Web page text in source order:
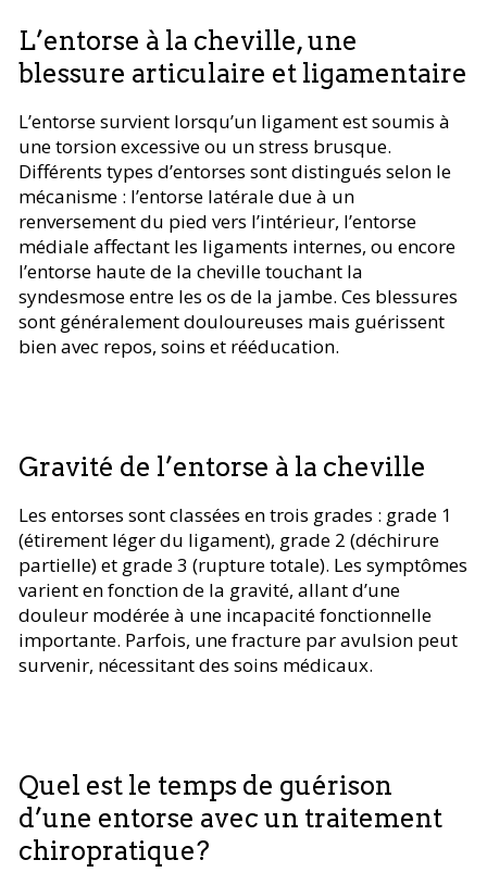
L’entorse à la cheville, une
blessure articulaire et ligamentaire
L’entorse survient lorsqu’un ligament est soumis à
une torsion excessive ou un stress brusque.
Différents types d’entorses sont distingués selon le
mécanisme : l’entorse latérale due à un
renversement du pied vers l’intérieur, l’entorse
médiale affectant les ligaments internes, ou encore
l’entorse haute de la cheville touchant la
syndesmose entre les os de la jambe. Ces blessures
sont généralement douloureuses mais guérissent
bien avec repos, soins et rééducation.
Gravité de l’entorse à la cheville
Les entorses sont classées en trois grades : grade 1
(étirement léger du ligament), grade 2 (déchirure
partielle) et grade 3 (rupture totale). Les symptômes
varient en fonction de la gravité, allant d’une
douleur modérée à une incapacité fonctionnelle
importante. Parfois, une fracture par avulsion peut
survenir, nécessitant des soins médicaux.
Quel est le temps de guérison
d’une entorse avec un traitement
chiropratique?